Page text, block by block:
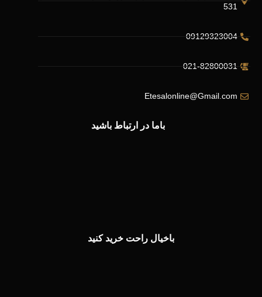
531
09129323004
021-82800031
Etesalonline@Gmail.com
باما در ارتباط باشید
باخیال راحت خرید کنید